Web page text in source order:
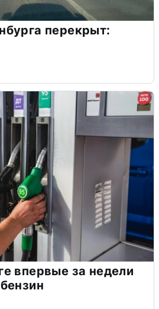
перекрыт:
впервые за недели